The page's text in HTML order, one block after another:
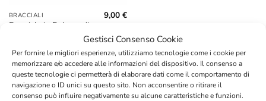
Gestisci Consenso Cookie
Per fornire le migliori esperienze, utilizziamo tecnologie come i cookie per
memorizzare e/o accedere alle informazioni del dispositivo. Il consenso a
queste tecnologie ci permetterà di elaborare dati come il comportamento di
navigazione o ID unici su questo sito. Non acconsentire o ritirare il
consenso può influire negativamente su alcune caratteristiche e funzioni.
BRACCIALI
Bracciale in Polvere di
Lava e Agata Rosa con
Ciondolo Stella Marina
9,00€